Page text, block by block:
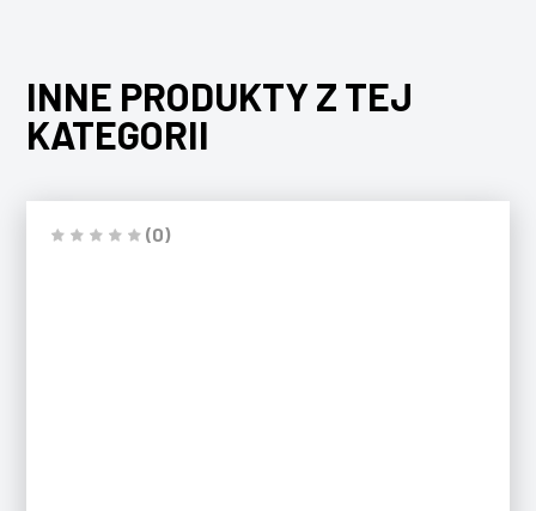
INNE PRODUKTY Z TEJ
KATEGORII
(0)